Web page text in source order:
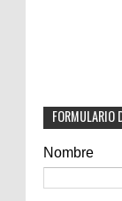
FORMULARIO
Nombre